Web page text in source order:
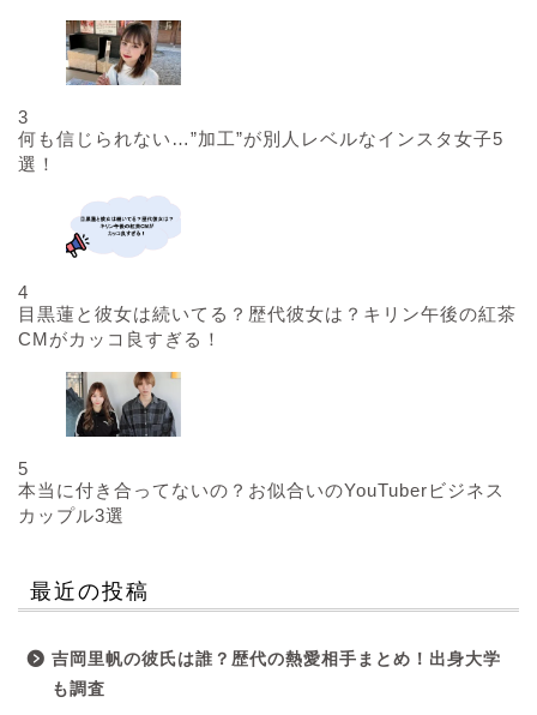
3
何も信じられない…”加工”が別人レベルなインスタ女子5
選！
4
目黒蓮と彼女は続いてる？歴代彼女は？キリン午後の紅茶
CMがカッコ良すぎる！
5
本当に付き合ってないの？お似合いのYouTuberビジネス
カップル3選
最近の投稿
吉岡里帆の彼氏は誰？歴代の熱愛相手まとめ！出身大学
も調査